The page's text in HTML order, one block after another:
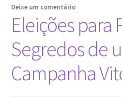
Deixe um comentário
Eleições para
Segredos de
Campanha